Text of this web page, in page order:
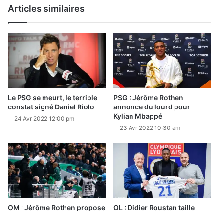
Articles similaires
Le PSG se meurt, le terrible
constat signé Daniel Riolo
24 Avr 2022 12:00 pm
PSG : Jérôme Rothen
annonce du lourd pour
Kylian Mbappé
23 Avr 2022 10:30 am
OM : Jérôme Rothen propose OL : Didier Roustan taille